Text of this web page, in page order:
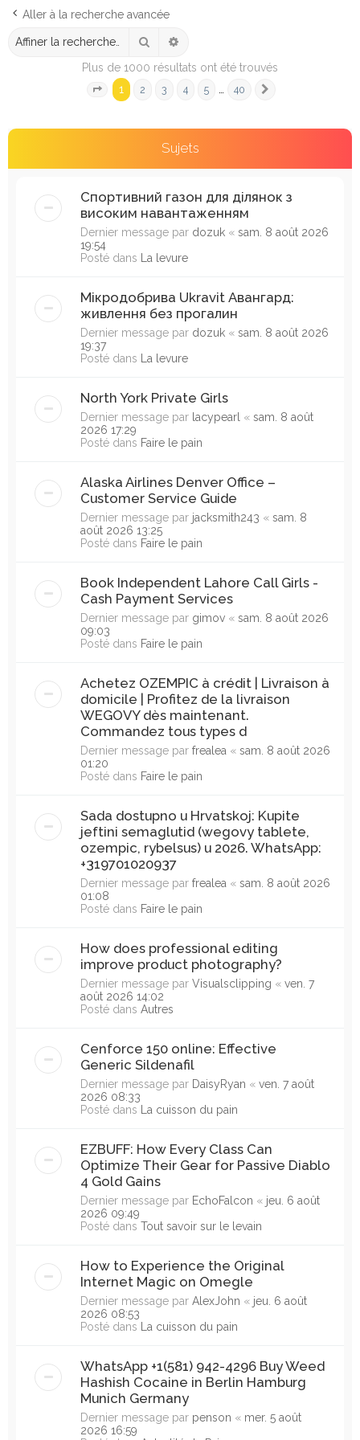
Aller à la recherche avancée
Rechercher
Plus de 1000 résultats ont été trouvés
Page1 sur 40
1 2 3 4 5 40
Sujets
Спортивний газон для ділянок з
високим навантаженням
Dernier message par dozuk « sam. 8 août 2026
19:54
Posté dans La levure
Мікродобрива Ukravit Авангард:
живлення без прогалин
Dernier message par dozuk « sam. 8 août 2026
19:37
Posté dans La levure
North York Private Girls
Dernier message par lacypearl « sam. 8 août
2026 17:29
Posté dans Faire le pain
Alaska Airlines Denver Office –
Customer Service Guide
Dernier message par jacksmith243 « sam. 8
août 2026 13:25
Posté dans Faire le pain
Book Independent Lahore Call Girls -
Cash Payment Services
Dernier message par gimov « sam. 8 août 2026
09:03
Posté dans Faire le pain
Achetez OZEMPIC à crédit | Livraison à
domicile | Profitez de la livraison
WEGOVY dès maintenant.
Commandez tous types d
Dernier message par frealea « sam. 8 août 2026
01:20
Posté dans Faire le pain
Sada dostupno u Hrvatskoj: Kupite
jeftini semaglutid (wegovy tablete,
ozempic, rybelsus) u 2026. WhatsApp:
+319701020937
Dernier message par frealea « sam. 8 août 2026
01:08
Posté dans Faire le pain
How does professional editing
improve product photography?
Dernier message par Visualsclipping « ven. 7
août 2026 14:02
Posté dans Autres
Cenforce 150 online: Effective
Generic Sildenafil
Dernier message par DaisyRyan « ven. 7 août
2026 08:33
Posté dans La cuisson du pain
EZBUFF: How Every Class Can
Optimize Their Gear for Passive Diablo
4 Gold Gains
Dernier message par EchoFalcon « jeu. 6 août
2026 09:49
Posté dans Tout savoir sur le levain
How to Experience the Original
Internet Magic on Omegle
Dernier message par AlexJohn « jeu. 6 août
2026 08:53
Posté dans La cuisson du pain
WhatsApp +1(581) 942-4296 Buy Weed
Hashish Cocaine in Berlin Hamburg
Munich Germany
Dernier message par penson « mer. 5 août
2026 16:59